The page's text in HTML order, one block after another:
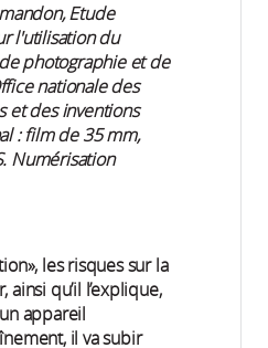
Etude
l'utilisation du
photographie et de
nationale des
et des inventions
: film de 35 mm,
Numérisation
les risques sur la
qu’il l’explique,
appareil
il va subir